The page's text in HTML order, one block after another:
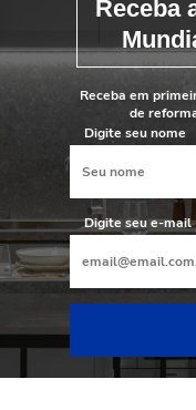
Receba
Receba em
de
Digite seu nome
Digite seu e-mail